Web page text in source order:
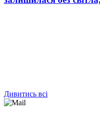
Дивитись всі